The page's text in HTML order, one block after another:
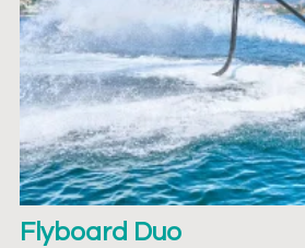
Flyboard Duo